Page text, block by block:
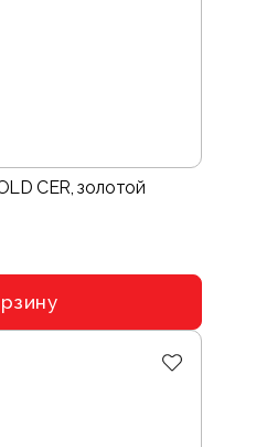
CER, золотой